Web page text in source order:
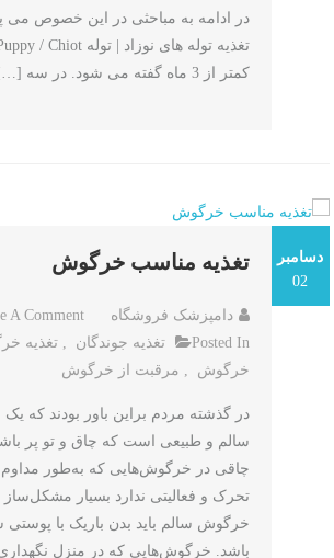
های
آن
در ادامه به مباحثی در این خصوص می
کمتر از 3 ماه گفته می شود. در سه […]
دسامبر
02
تغذیه مناسب خرگوش
دامپزشک فروشگاه A Comment
On
تغذیه
مناسب
Posted In تغذیه جوندگان ,تغذیه
خرگوش
مرقبت از خرگوش
در گذشته مردم براین باور بودند که
سالم و طبیعی است که چاق و تو پر
چاقی در خرگوش‌هایی که به‌طور مداوم
تحرک و فعالیتی ندارد بسیار
خرگوش سالم باید بدن باریک با
باشد. خرگوش‌هایی که در منزل